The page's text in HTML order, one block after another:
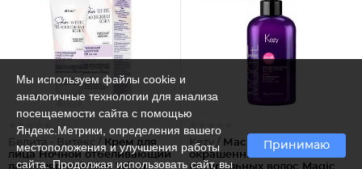
Белита - Витекс / Крем для
лица Ночной отбеливающий
Kezy / Маска Фламинго для
окрашенных или
Мы используем файлы cookie и
аналогичные технологии для анализа
посещаемости сайта с помощью
Яндекс.Метрики, определения вашего
местоположения и улучшения работы
сайта. Продолжая использовать сайт, вы
Принимаю